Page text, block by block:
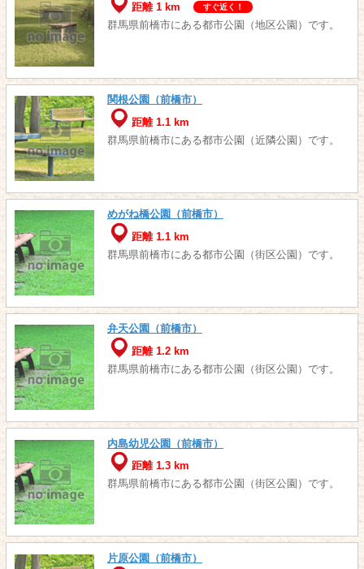
距離 1 km
すぐ近く！
群馬県前橋市にある都市公園（地区公園）です。
関根公園（前橋市）
距離 1.1 km
群馬県前橋市にある都市公園（近隣公園）です。
めがね橋公園（前橋市）
距離 1.1 km
群馬県前橋市にある都市公園（街区公園）です。
弁天公園（前橋市）
距離 1.2 km
群馬県前橋市にある都市公園（街区公園）です。
内島幼児公園（前橋市）
距離 1.3 km
群馬県前橋市にある都市公園（街区公園）です。
片原公園（前橋市）